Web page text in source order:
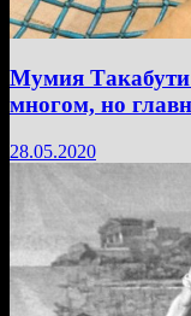
Мумия Такабути
многом, но
28.05.2020